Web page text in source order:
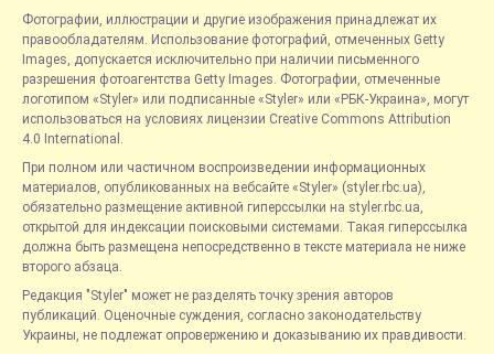
Фотографии, иллюстрации и другие изображения принадлежат их
правообладателям. Использование фотографий, отмеченных Getty
Images, допускается исключительно при наличии письменного
разрешения фотоагентства Getty Images. Фотографии, отмеченные
логотипом «Styler» или подписанные «Styler» или «РБК-Украина», могут
использоваться на условиях лицензии Creative Commons Attribution
4.0 International.
При полном или частичном воспроизведении информационных
материалов, опубликованных на вебсайте «Styler» (styler.rbc.ua),
обязательно размещение активной гиперссылки на styler.rbc.ua,
открытой для индексации поисковыми системами. Такая гиперссылка
должна быть размещена непосредственно в тексте материала не ниже
второго абзаца.
Редакция "Styler" может не разделять точку зрения авторов
публикаций. Оценочные суждения, согласно законодательству
Украины, не подлежат опровержению и доказыванию их правдивости.